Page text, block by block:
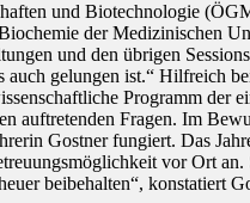
und Biotechnologie
der Medizinischen
und den übrigen
auch gelungen ist.“ Hilfreich
Programm der
Fragen. Im
Gostner fungiert. Das
vor Ort an.
beibehalten“, konstatiert